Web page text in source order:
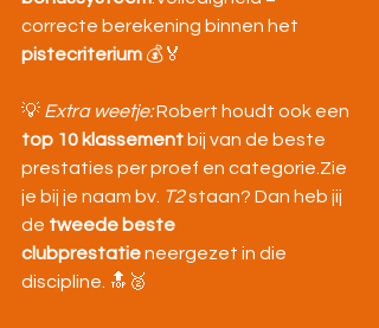
correcte berekening binnen het
pistecriterium 💰🏅
💡 Extra weetje: Robert houdt ook een
top 10 klassement bij van de beste
prestaties per proef en categorie.Zie
je bij je naam bv. T2 staan? Dan heb jij
de tweede beste
clubprestatie neergezet in die
discipline. 🔝🥈